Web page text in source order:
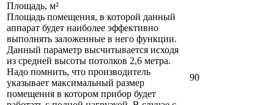
Площадь, м²
Площадь помещения, в которой данный
аппарат будет наиболее эффективно
выполнять заложенные в него функции.
Данный параметр высчитывается исходя
из средней высоты потолков 2,6 метра.
Надо помнить, что производитель
указывает максимальный размер
помещения в котором прибор будет
90